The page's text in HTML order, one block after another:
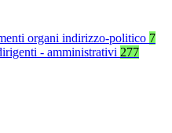
organi indirizzo-politico 7
- amministrativi 277